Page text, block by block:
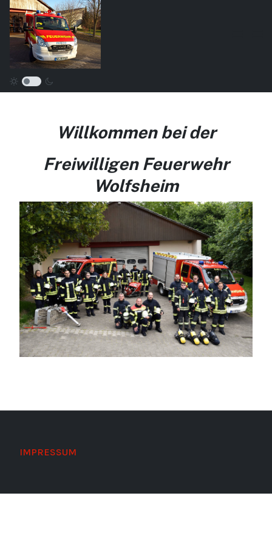
Willkommen bei der
Freiwilligen Feuerwehr
Wolfsheim
IMPRESSUM